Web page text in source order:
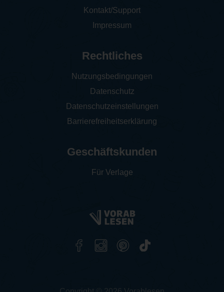
Kontakt/Support
Impressum
Rechtliches
Nutzungsbedingungen
Datenschutz
Datenschutzeinstellungen
Barrierefreiheitserklärung
Geschäftskunden
Für Verlage